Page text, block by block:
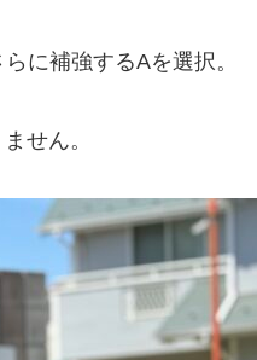
に補強するAを選択。
せん。